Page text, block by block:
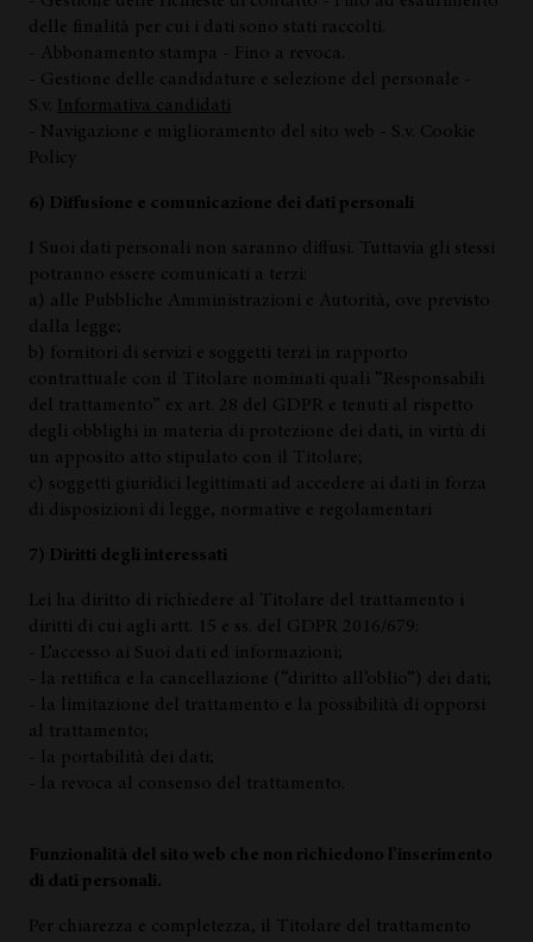
delle finalità per cui i dati sono stati raccolti.
- Abbonamento stampa - Fino a revoca.
- Gestione delle candidature e selezione del personale -
S.v.
Informativa candidati
- Navigazione e miglioramento del sito web - S.v. Cookie
Policy
6) Diffusione e comunicazione dei dati personali
I Suoi dati personali non saranno diffusi. Tuttavia gli stessi
potranno essere comunicati a terzi:
a) alle Pubbliche Amministrazioni e Autorità, ove previsto
dalla legge;
b) fornitori di servizi e soggetti terzi in rapporto
contrattuale con il Titolare nominati quali “Responsabili
del trattamento” ex art. 28 del GDPR e tenuti al rispetto
degli obblighi in materia di protezione dei dati, in virtù di
un apposito atto stipulato con il Titolare;
c) soggetti giuridici legittimati ad accedere ai dati in forza
di disposizioni di legge, normative e regolamentari
7) Diritti degli interessati
Lei ha diritto di richiedere al Titolare del trattamento i
diritti di cui agli artt. 15 e ss. del GDPR 2016/679:
- L’accesso ai Suoi dati ed informazioni;
- la rettifica e la cancellazione (“diritto all’oblio”) dei dati;
- la limitazione del trattamento e la possibilità di opporsi
al trattamento;
- la portabilità dei dati;
- la revoca al consenso del trattamento.
Funzionalità del sito web che non richiedono l’inserimento
di dati personali.
Per chiarezza e completezza, il Titolare del trattamento